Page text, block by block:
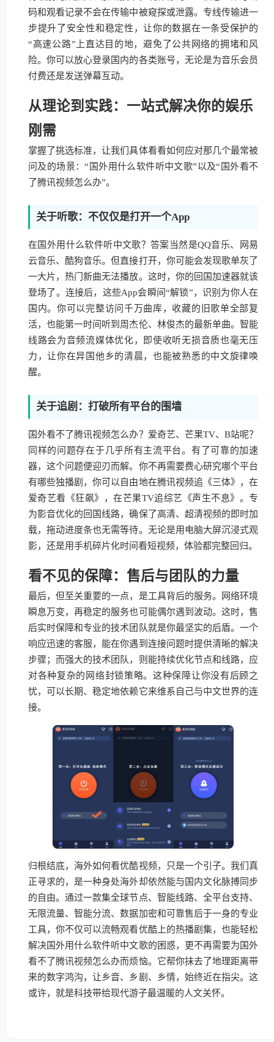
码和观看记录不会在传输中被窥探或泄露。专线传输进一
步提升了安全性和稳定性，让你的数据在一条受保护的
“高速公路”上直达目的地，避免了公共网络的拥堵和风
险。你可以放心登录国内的各类账号，无论是为音乐会员
付费还是发送弹幕互动。
从理论到实践：一站式解决你的娱乐
刚需
掌握了挑选标准，让我们具体看看如何应对那几个最常被
问及的场景：“国外用什么软件听中文歌”以及“国外看不
了腾讯视频怎么办”。
关于听歌：不仅仅是打开一个App
在国外用什么软件听中文歌？答案当然是QQ音乐、网易
云音乐、酷狗音乐。但直接打开，你可能会发现歌单灰了
一大片，热门新曲无法播放。这时，你的回国加速器就该
登场了。连接后，这些App会瞬间“解锁”，识别为你人在
国内。你可以完整访问千万曲库，收藏的旧歌单全部复
活，也能第一时间听到周杰伦、林俊杰的最新单曲。智能
线路会为音频流媒体优化，即使收听无损音质也毫无压
力，让你在异国他乡的清晨，也能被熟悉的中文旋律唤
醒。
关于追剧：打破所有平台的围墙
国外看不了腾讯视频怎么办？爱奇艺、芒果TV、B站呢？
同样的问题存在于几乎所有主流平台。有了可靠的加速
器，这个问题便迎刃而解。你不再需要费心研究哪个平台
有哪些独播剧，你可以自由地在腾讯视频追《三体》，在
爱奇艺看《狂飙》，在芒果TV追综艺《声生不息》。专
为影音优化的回国线路，确保了高清、超清视频的即时加
载，拖动进度条也无需等待。无论是用电脑大屏沉浸式观
影，还是用手机碎片化时间看短视频，体验都完整回归。
看不见的保障：售后与团队的力量
最后，但至关重要的一点，是工具背后的服务。网络环境
瞬息万变，再稳定的服务也可能偶尔遇到波动。这时，售
后实时保障和专业的技术团队就是你最坚实的后盾。一个
响应迅速的客服，能在你遇到连接问题时提供清晰的解决
步骤；而强大的技术团队，则能持续优化节点和线路，应
对各种复杂的网络封锁策略。这种保障让你没有后顾之
忧，可以长期、稳定地依赖它来维系自己与中文世界的连
接。
归根结底，海外如何看优酷视频，只是一个引子。我们真
正寻求的，是一种身处海外却依然能与国内文化脉搏同步
的自由。通过一款集全球节点、智能线路、全平台支持、
无限流量、智能分流、数据加密和可靠售后于一身的专业
工具，你不仅可以流畅观看优酷上的热播剧集，也能轻松
解决国外用什么软件听中文歌的困惑，更不再需要为国外
看不了腾讯视频怎么办而烦恼。它帮你抹去了地理距离带
来的数字鸿沟，让乡音、乡剧、乡情，始终近在指尖。这
或许，就是科技带给现代游子最温暖的人文关怀。